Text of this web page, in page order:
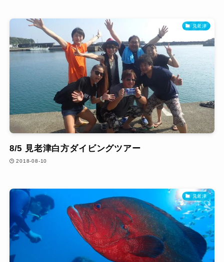
見老津
8/5 見老津白方ダイビングツアー
2018-08-10
見老津